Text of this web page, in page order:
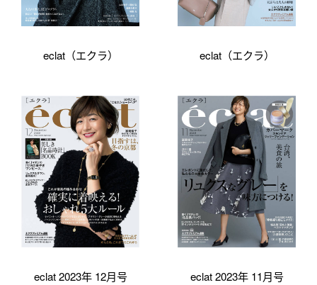
eclat（エクラ） eclat（エクラ）
eclat 2023年 12月号 eclat 2023年 11月号